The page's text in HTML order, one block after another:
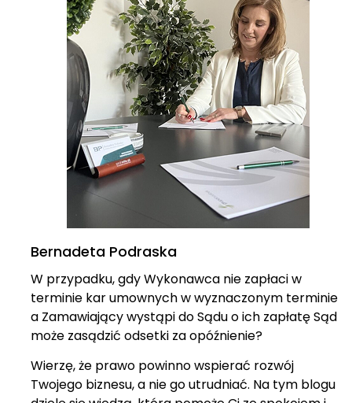
Bernadeta Podraska
W przypadku, gdy Wykonawca nie zapłaci w
terminie kar umownych w wyznaczonym terminie
a Zamawiający wystąpi do Sądu o ich zapłatę Sąd
może zasądzić odsetki za opóźnienie?
Wierzę, że prawo powinno wspierać rozwój
Twojego biznesu, a nie go utrudniać. Na tym blogu